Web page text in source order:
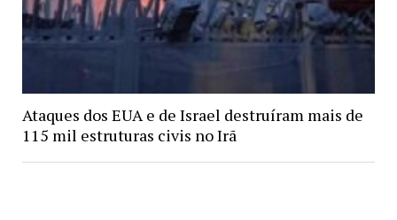
Ataques dos EUA e de Israel destruíram mais de
115 mil estruturas civis no Irã